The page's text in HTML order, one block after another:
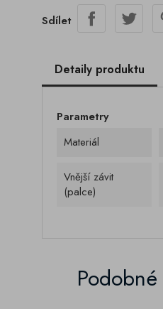
Sdílet
Detaily produktu
Parametry
Materiál
Vnější závit
(palce)
Podobné